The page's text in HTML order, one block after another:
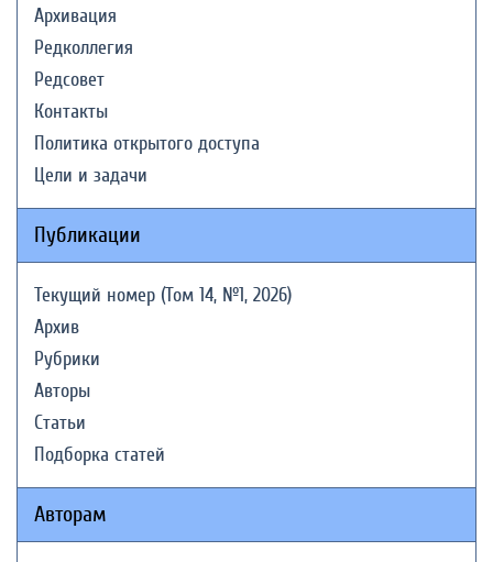
Архивация
Редколлегия
Редсовет
Контакты
Политика открытого доступа
Цели и задачи
Публикации
Текущий номер (Том 14, №1, 2026)
Архив
Рубрики
Авторы
Статьи
Подборка статей
Авторам